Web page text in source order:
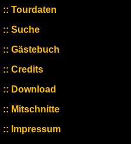
Tourdaten
Suche
Gästebuch
Credits
Download
Mitschnitte
Impressum